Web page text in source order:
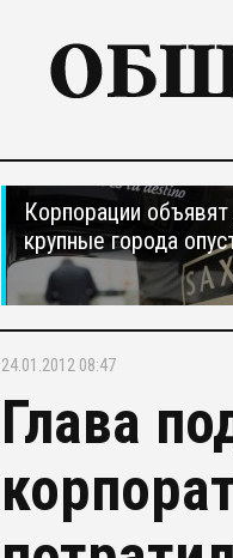
Корпорации
крупные города
24.01.2012 08:47
Глава